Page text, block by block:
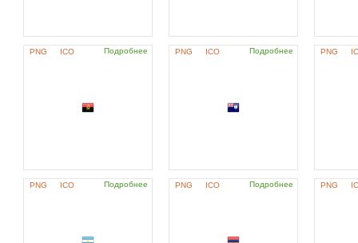
PNG ICO Подробнее PNG ICO Подробнее PNG
PNG ICO Подробнее PNG ICO Подробнее PNG